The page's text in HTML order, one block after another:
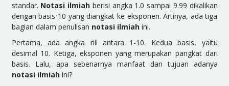
standar. Notasi ilmiah berisi angka 1.0 sampai 9.99 dikalikan
dengan basis 10 yang diangkat ke eksponen. Artinya, ada tiga
bagian dalam penulisan notasi ilmiahini.
Pertama, ada angka riil antara 1-10. Kedua basis, yaitu
desimal 10. Ketiga, eksponen yang merupakan pangkat dari
basis. Lalu, apa sebenarnya manfaat dan tujuan adanya
notasi ilmiahini?